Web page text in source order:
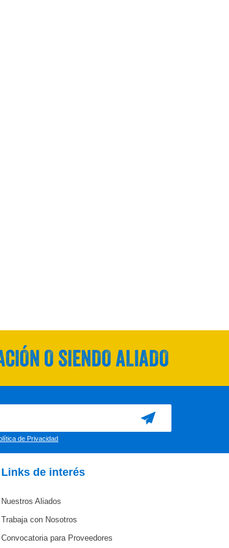
O SIENDO ALIADO
de Privacidad
Links de interés
Nuestros Aliados
Trabaja con Nosotros
Convocatoria para Proveedores